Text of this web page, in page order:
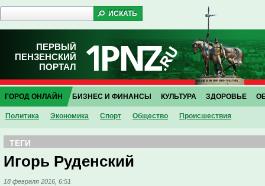
ПЕРВЫЙ
ПЕНЗЕНСКИЙ
ПОРТАЛ
ГОРОД ОНЛАЙН
Политика Экономика Спорт Общество Проиcшествия
БИЗНЕС И ФИНАНСЫ КУЛЬТУРА ЗДОРОВЬЕ
ТЕГИ
Игорь Руденский
18 февраля 2016, 6:51